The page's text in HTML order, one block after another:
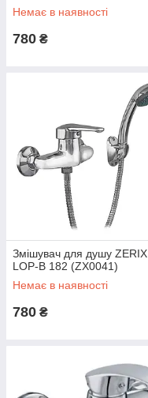
Немає в наявності
780 ₴
Змішувач для душу ZERIX
LOP-B 182 (ZX0041)
Немає в наявності
780 ₴